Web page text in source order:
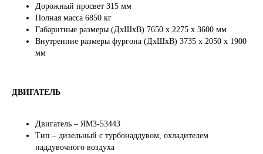
Дорожный просвет 315 мм
Полная масса 6850 кг
Габаритные размеры (ДхШхВ) 7650 х 2275 х 3600 мм
Внутренние размеры фургона (ДхШхВ) 3735 х 2050 х 1900
мм
ДВИГАТЕЛЬ
Двигатель – ЯМЗ-53443
Тип – дизельный с турбонаддувом, охладителем
наддувочного воздуха